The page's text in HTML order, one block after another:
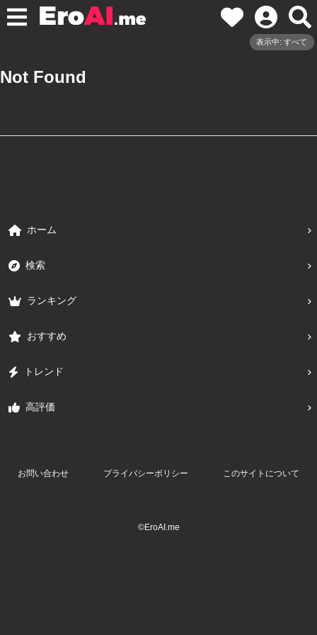
表示中: すべて
Not Found
ホーム
検索
ランキング
おすすめ
トレンド
高評価
お問い合わせ プライバシーポリシー このサイトについて
©EroAI.me